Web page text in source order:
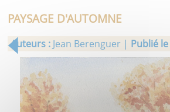
PAYSAGE D'AUTOMNE
Auteurs : Jean Berenguer | Publié le